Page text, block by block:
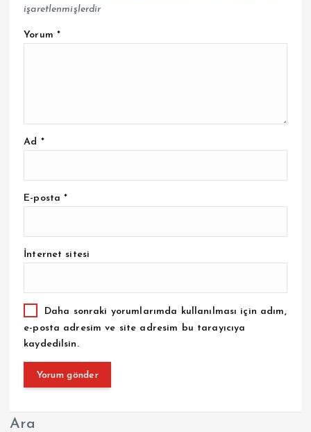
işaretlenmişlerdir
Yorum *
Ad *
E-posta*
İnternet sitesi
Daha sonraki yorumlarımda kullanılması için adım,
e-posta adresim ve site adresim bu tarayıcıya
kaydedilsin.
Ara